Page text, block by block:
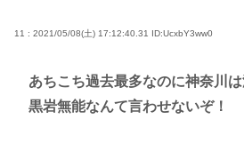
11 : 2021/05/08(土) 17:12:40.31 ID:UcxbY3ww0
あちこち過去最多なのに神奈川は
黒岩無能なんて言わせないぞ！